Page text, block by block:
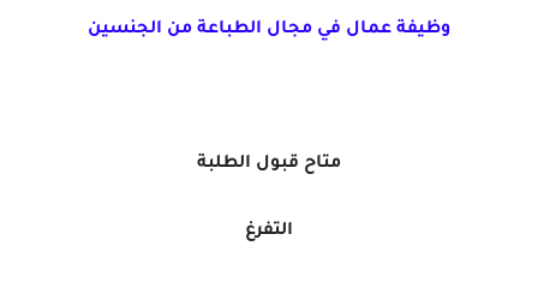
وظيفة عمال في مجال الطباعة من الجنسين
متاح قبول الطلبة
التفرغ